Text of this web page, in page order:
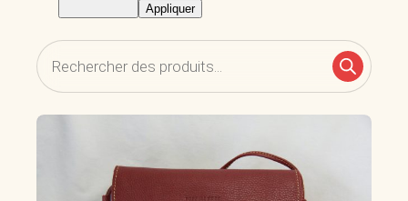
Appliquer
Recherche
de